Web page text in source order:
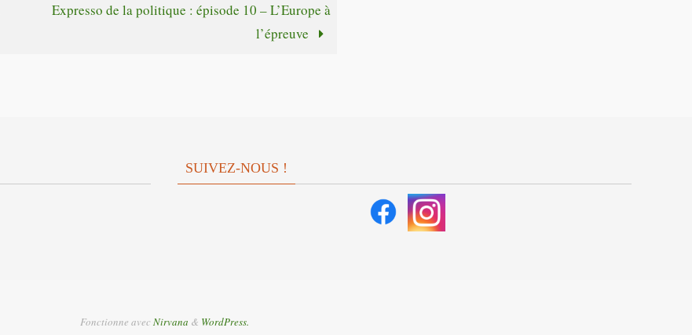
le
volume.
ou
diminuer
Expresso de la politique : épisode 10 – L’Europe à
l’épreuve
SUIVEZ-NOUS !
Fonctionne avec Nirvana & WordPress.